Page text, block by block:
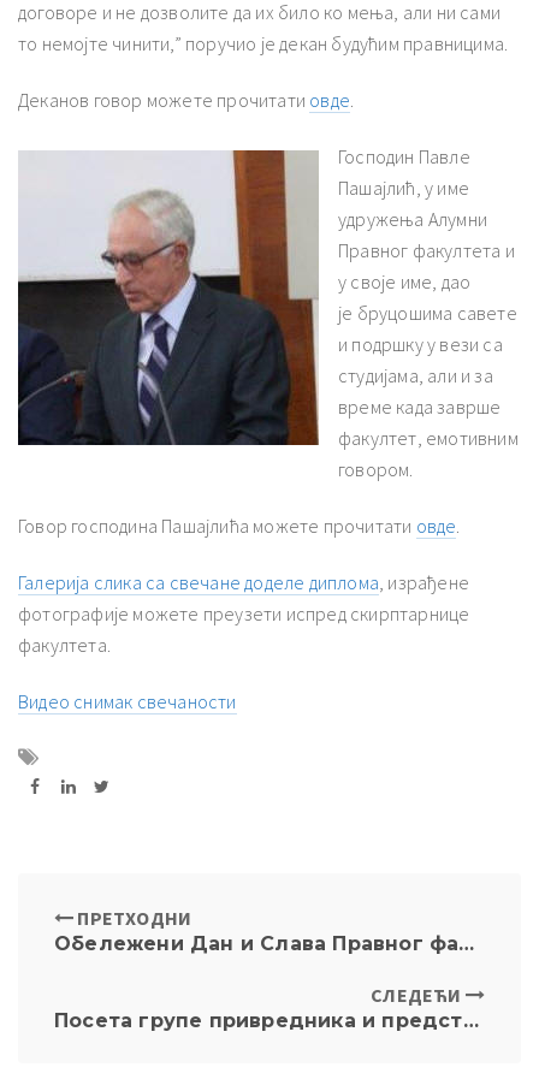
договоре и не дозволите да их било ко мења, али ни сами
то немојте чинити,” поручио је декан будућим правницима.
Деканов говор можете прочитати овде
Господин Павле
Пашајлић, у име
удружења Алумни
Правног факултета и
у своје име, дао
је бруцошима савете
и подршку у вези са
студијама, али и за
време када заврше
факултет, емотивним
говором.
Говор господина Пашајлића можете прочитати овде
Галерија слика са свечане доделе диплома , израђене
фотографије можете преузети испред скирптарнице
факултета.
Видео снимак свечаности
ПРЕТХОДНИ
Обележени Дан и Слава Правног факултета
СЛЕДЕЋИ
Посета групе привредника и представника правосуђа из Швајцарске и Француске